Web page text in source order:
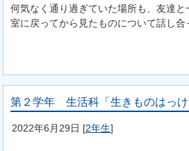
何気なく通り過ぎていた場所も、友達
室に戻ってから見たものについて話し合
第２学年 生活科「生きものはっけ
2022年6月29日 [2年生]